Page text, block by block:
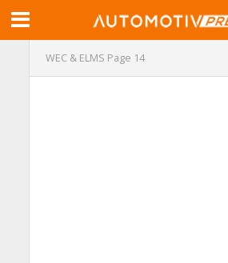
WEC & ELMS Page 14